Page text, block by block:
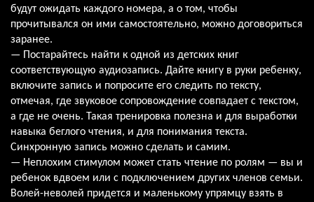
будут ожидать каждого номера, а о том, чтобы
прочитывался он ими самостоятельно, можно договориться
заранее.
— Постарайтесь найти к одной из детских книг
соответствующую аудиозапись. Дайте книгу в руки ребенку,
включите запись и попросите его следить по тексту,
отмечая, где звуковое сопровождение совпадает с текстом,
а где не очень. Такая тренировка полезна и для выработки
навыка беглого чтения, и для понимания текста.
Синхронную запись можно сделать и самим.
— Неплохим стимулом может стать чтение по ролям — вы и
ребенок вдвоем или с подключением других членов семьи.
Волей-неволей придется и маленькому упрямцу взять в